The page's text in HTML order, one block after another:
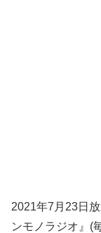
2021年7月23日
ンモノラジオ』(